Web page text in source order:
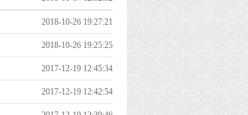
2018-10-26 19:27:21
2018-10-26 19:25:25
2017-12-19 12:45:34
2017-12-19 12:42:54